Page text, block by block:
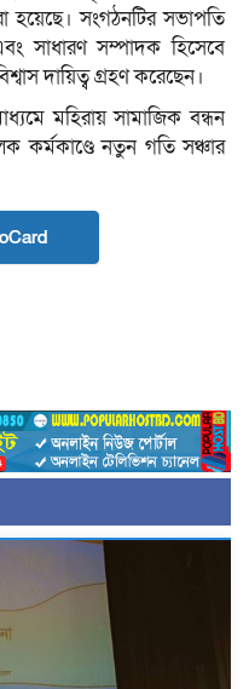
হয়েছে। সংগঠনটির সভাপতি
সাধারণ সম্পাদক হিসেবে
দায়িত্ব গ্রহণ করেছেন।
মহিরায় সামাজিক বন্ধন
কর্মকাণ্ডে নতুন গতি সঞ্চার